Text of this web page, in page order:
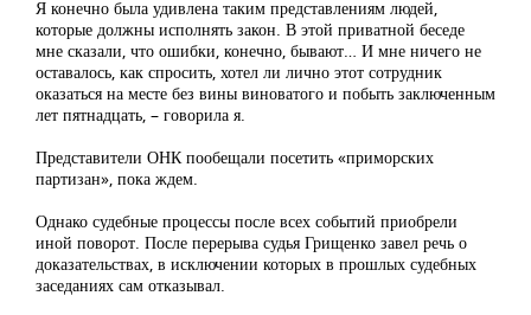
Я конечно была удивлена таким представлениям людей,
которые должны исполнять закон. В этой приватной беседе
мне сказали, что ошибки, конечно, бывают… И мне ничего не
оставалось, как спросить, хотел ли лично этот сотрудник
оказаться на месте без вины виноватого и побыть заключенным
лет пятнадцать, – говорила я.
Представители ОНК пообещали посетить «приморских
партизан», пока ждем.
Однако судебные процессы после всех событий приобрели
иной поворот. После перерыва судья Грищенко завел речь о
доказательствах, в исключении которых в прошлых судебных
заседаниях сам отказывал.